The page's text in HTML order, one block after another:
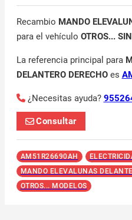
Recambio MANDO
para el vehículo OTROS...
La referencia principal para
DELANTERO DERECHOes
¿Necesitas ayuda?
Consultar
AM51R26690AH
MANDO ELEVALUNAS
OTROS... MODELOS